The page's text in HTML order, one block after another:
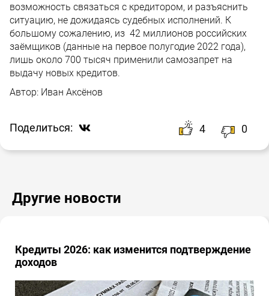
возможность связаться с кредитором, и разъяснить
ситуацию, не дожидаясь судебных исполнений. К
большому сожалению, из 42 миллионов российских
заёмщиков (данные на первое полугодие 2022 года),
лишь около 700 тысяч применили самозапрет на
выдачу новых кредитов.
Автор: Иван Аксёнов
Поделиться: 4 0
Другие новости
Кредиты 2026: как изменится подтверждение
доходов